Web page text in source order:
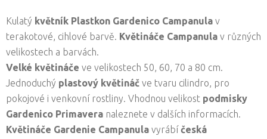
Kulatý květník Plastkon Gardenico Campanula v
terakotové, cihlové barvě. Květináče Campanula v různých
velikostech a barvách.
Velké květináče ve velikostech 50, 60, 70 a 80 cm.
Jednoduchý plastový květináč ve tvaru cilindro, pro
pokojové i venkovní rostliny. Vhodnou velikost podmisky
Gardenico Primavera naleznete v dalších informacích.
Květináče Gardenie Campanula vyrábíčeská